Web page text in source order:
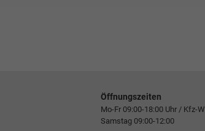
Öffnungszeiten
Mo-Fr 09:00-18:00 Uhr / Kfz-
Samstag 09:00-12:00